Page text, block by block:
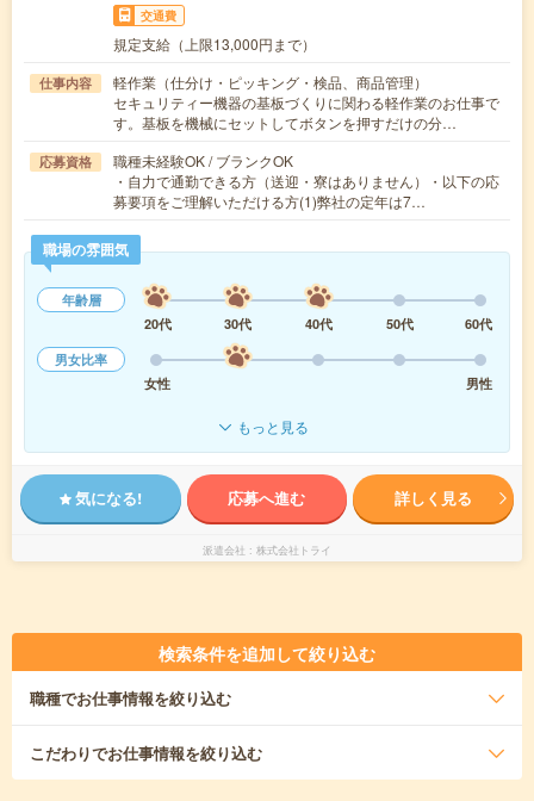
交通費
規定支給（上限13,000円まで）
仕事内容
軽作業（仕分け・ピッキング・検品、商品管理）
セキュリティー機器の基板づくりに関わる軽作業のお仕事で
す。基板を機械にセットしてボタンを押すだけの分…
応募資格
職種未経験OK / ブランクOK
・自力で通勤できる方（送迎・寮はありません）・以下の応
募要項をご理解いただける方(1)弊社の定年は7…
職場の雰囲気
年齢層
20代
30代 40代 50代
60代
男女比率
女性
男性
もっと見る
気になる! 応募へ進む 詳しく見る
派遣会社 株式会社トライ
検索条件を追加して絞り込む
職種でお仕事情報を絞り込む
こだわりでお仕事情報を絞り込む